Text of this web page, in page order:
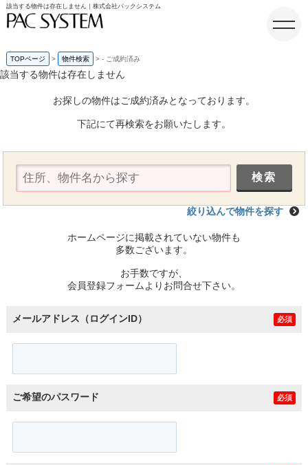
該当する物件は存在しません｜株式会社パックシステム
ホーム
TOPページ 物件検索 - ご成約済み
該当する物件は存在しません
お探しの物件はご成約済みとなっております。
下記にて再検索をお願いたします。
絞り込んで物件を探す
ホームページに掲載されていない物件も
多数ございます。
お手数ですが、
会員登録フォームよりお問合せ下さい。
メールアドレス（ログインID） 必須
ご希望のパスワード 必須